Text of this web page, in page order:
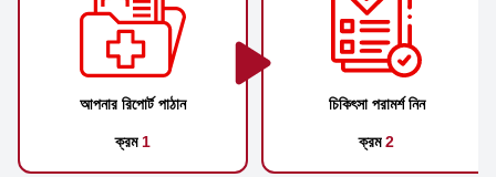
আপনার রিপোর্ট পাঠান
ক্রম 1
চিকিৎসা পরামর্শ নিন
ক্রম2